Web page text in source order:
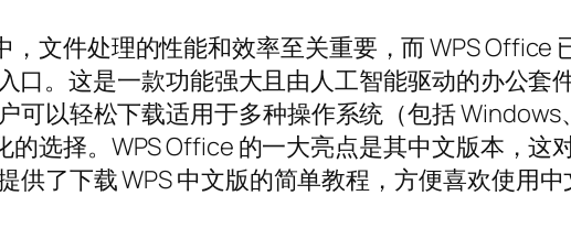
，文件处理的性能和效率至关重要，而 WPS Office
口。这是一款功能强大且由人工智能驱动的办公套
可以轻松下载适用于多种操作系统（包括
的选择。WPS Office 的一大亮点是其中文版本，
供了下载 WPS 中文版的简单教程，方便喜欢使用中